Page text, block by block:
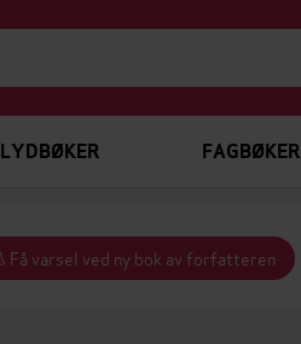
LYDBØKER FAGBØKER
Få varsel ved ny bok av forfatteren